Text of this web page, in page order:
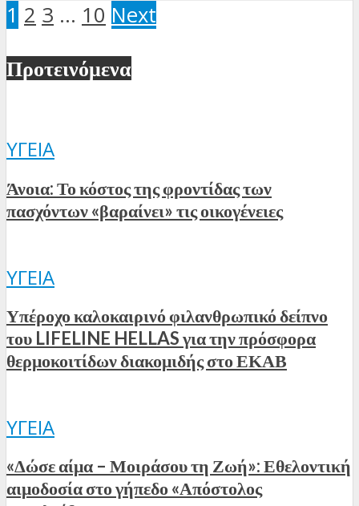
1 2 3 … 10 Next
Προτεινόμενα
ΥΓΕΊΑ
Άνοια: Το κόστος της φροντίδας των
πασχόντων «βαραίνει» τις οικογένειες
ΥΓΕΊΑ
Υπέροχο καλοκαιρινό φιλανθρωπικό δείπνο
του LIFELINE HELLAS για την πρόσφορα
θερμοκοιτίδων διακομιδής στο ΕΚΑΒ
ΥΓΕΊΑ
«Δώσε αίμα – Μοιράσου τη Ζωή»: Εθελοντική
αιμοδοσία στο γήπεδο «Απόστολος